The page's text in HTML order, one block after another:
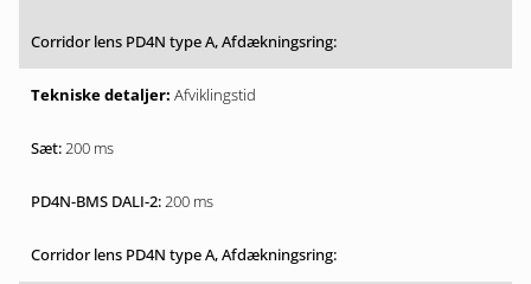
Afviklingstid
200 ms
200 ms